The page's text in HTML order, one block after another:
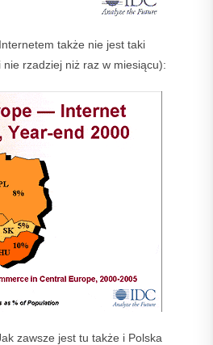
także nie jest taki
rzadziej niż raz w miesiącu):
zawsze jest tu także i Polska